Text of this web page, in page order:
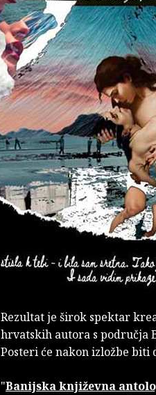
Rezultat je širok spektar
hrvatskih autora s područja
Posteri će nakon izložbe
"Banijska književna